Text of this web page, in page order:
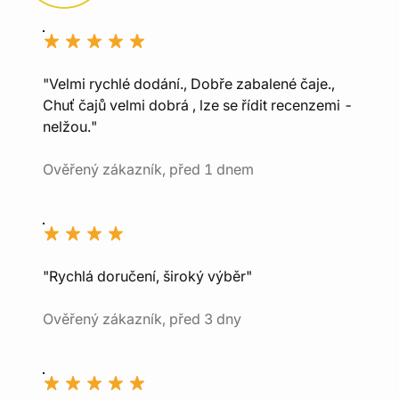
"Velmi rychlé dodání., Dobře zabalené čaje.,
Chuť čajů velmi dobrá , lze se řídit recenzemi -
nelžou."
Ověřený zákazník, před 1 dnem
"Rychlá doručení, široký výběr"
Ověřený zákazník, před 3 dny